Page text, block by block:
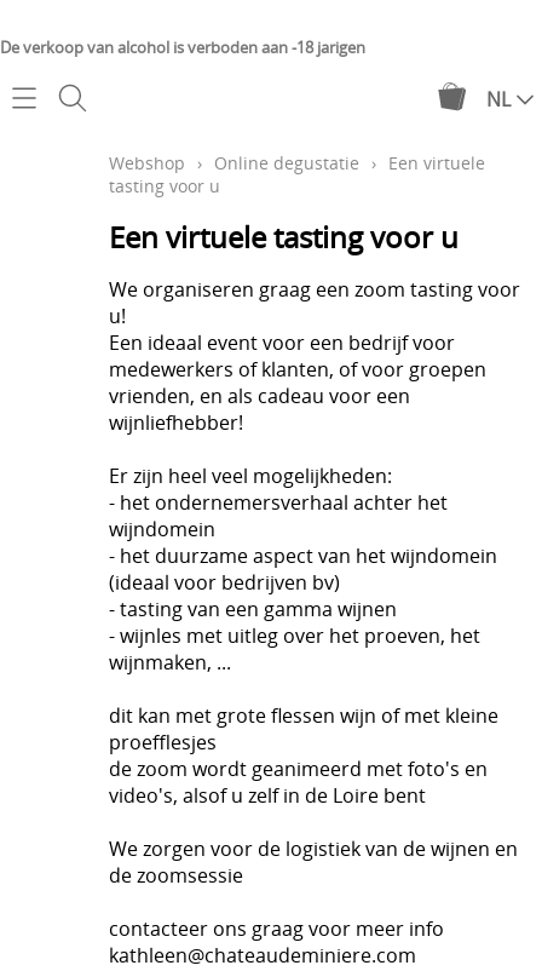
De verkoop van alcohol is verboden aan -18 jarigen
NL
Château de Suronde
Proefpakket
Online degustatie
Webshop › Online degustatie › Een virtuele
tasting voor u
Een virtuele tasting voor u
We organiseren graag een zoom tasting voor
u!
Een ideaal event voor een bedrijf voor
medewerkers of klanten, of voor groepen
vrienden, en als cadeau voor een
wijnliefhebber!
Er zijn heel veel mogelijkheden:
- het ondernemersverhaal achter het
wijndomein
- het duurzame aspect van het wijndomein
(ideaal voor bedrijven bv)
- tasting van een gamma wijnen
- wijnles met uitleg over het proeven, het
wijnmaken, ...
dit kan met grote flessen wijn of met kleine
proefflesjes
de zoom wordt geanimeerd met foto's en
video's, alsof u zelf in de Loire bent
We zorgen voor de logistiek van de wijnen en
de zoomsessie
contacteer ons graag voor meer info
kathleen@chateaudeminiere.com